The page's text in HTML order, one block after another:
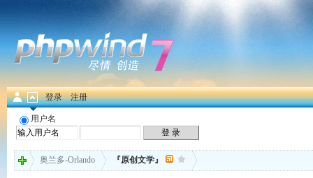
登录 注册
用户名
奥兰多-Orlando 『原创文学』